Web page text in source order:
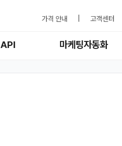
가격 안내 고객센터
API 마케팅자동화